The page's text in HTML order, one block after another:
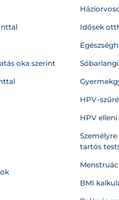
oka szerint
Idősek
HPV-
HPV
tartós
BMI